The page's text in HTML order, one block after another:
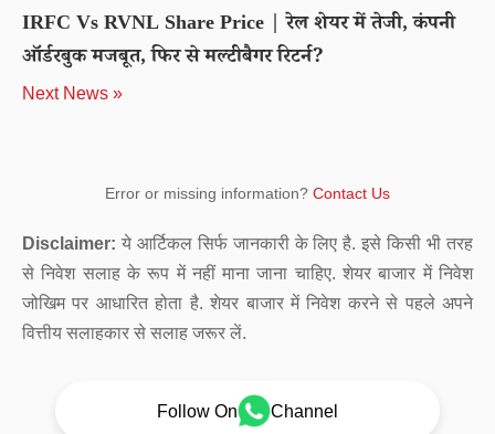
IRFC Vs RVNL Share Price | रेल शेयर में तेजी, कंपनी
ऑर्डरबुक मजबूत, फिर से मल्टीबैगर रिटर्न?
Next News »
Error or missing information? Contact Us
Disclaimer: ये आर्टिकल सिर्फ जानकारी के लिए है. इसे किसी भी तरह
से निवेश सलाह के रूप में नहीं माना जाना चाहिए. शेयर बाजार में निवेश
जोखिम पर आधारित होता है. शेयर बाजार में निवेश करने से पहले अपने
वित्तीय सलाहकार से सलाह जरूर लें.
Follow On Channel